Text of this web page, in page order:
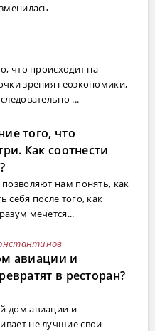
что происходит на
зрения геоэкономики,
...
того, что
Как соотнести
нам понять, как
себя после того, как
мечется...
авиации и
в ресторан?
дом авиации и
не лучшие свои